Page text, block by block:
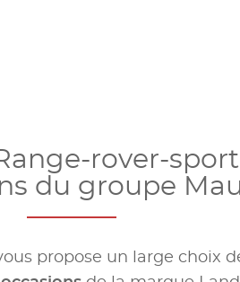
rover-
du groupe
propose un large choix